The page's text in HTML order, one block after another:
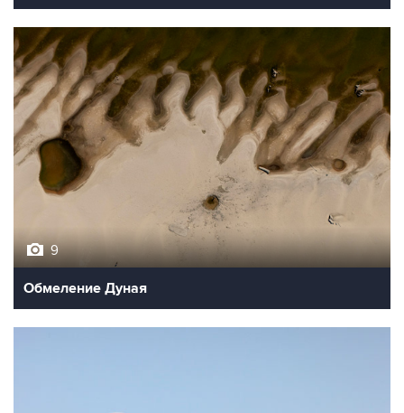
9
Обмеление Дуная